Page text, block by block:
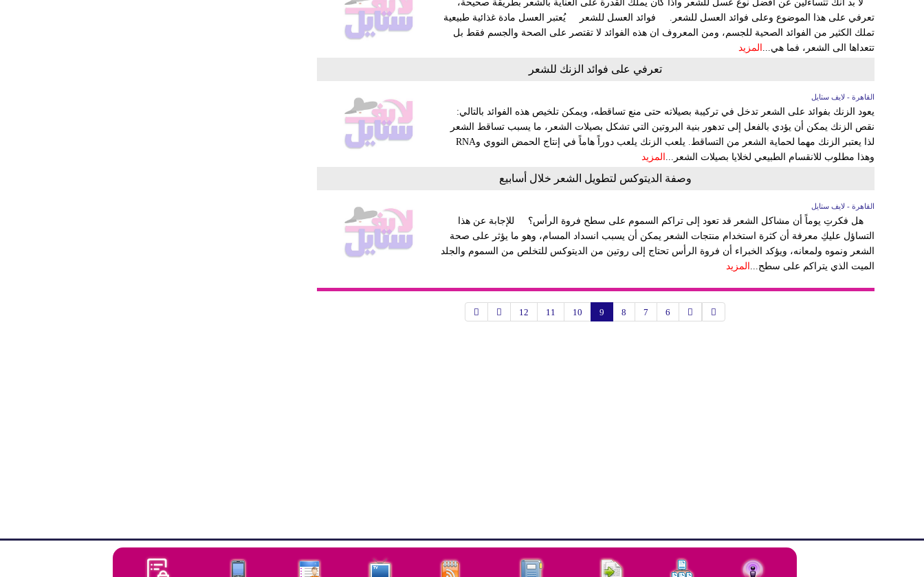
لا بد انك تتساءلين عن افضل نوع عسل للشعر واذا كان يملك القدرة على العناية بالشعر بطريقة صحيحة،
تعرفي على هذا الموضوع وعلى فوائد العسل للشعر. فوائد العسل للشعر يُعتبر العسل مادة غذائية طبيعية
تملك الكثير من الفوائد الصحية للجسم، ومن المعروف ان هذه الفوائد لا تقتصر على الصحة والجسم فقط بل
تتعداها الى الشعر، فما هي... المزيد
تعرفي على فوائد الزنك للشعر
القاهرة - لايف ستايل
يعود الزنك بفوائد على الشعر تدخل في تركيبة بصيلاته حتى منع تساقطه، ويمكن تلخيص هذه الفوائد بالتالي:
نقص الزنك يمكن أن يؤدي بالفعل إلى تدهور بنية البروتين التي تشكل بصيلات الشعر، ما يسبب تساقط الشعر
لذا يعتبر الزنك مهما لحماية الشعر من التساقط. يلعب الزنك يلعب دوراً هاماً في إنتاج الحمض النووي وRNA
وهذا مطلوب للانقسام الطبيعي لخلايا بصيلات الشعر...
المزيد
وصفة الديتوكس لتطويل الشعر خلال أسابيع
القاهرة - لايف ستايل
هل فكرتِ يوماً أن مشاكل الشعر قد تعود إلى تراكم السموم على سطح فروة الرأس؟ للإجابة عن هذا
التساؤل عليكِ معرفة أن كثرة استخدام منتجات الشعر يمكن أن يسبب انسداد المسام، وهو ما يؤثر على صحة
الشعر ونموه ولمعانه، ويؤكد الخبراء أن فروة الرأس تحتاج إلى روتين من الديتوكس للتخلص من السموم والجلد
الميت الذي يتراكم على سطح... المزيد
6
7
8
9
10
11
12